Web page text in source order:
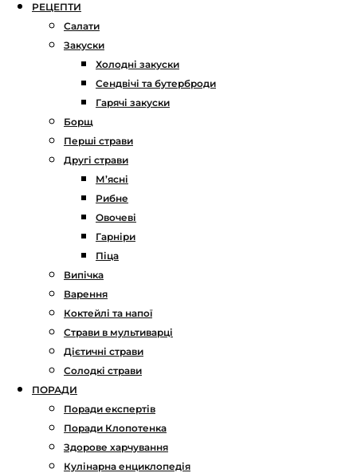
РЕЦЕПТИ
Салати
Закуски
Холодні закуски
Сендвічі та бутерброди
Гарячі закуски
Борщ
Перші страви
Другі страви
М’ясні
Рибне
Овочеві
Гарніри
Піца
Випічка
Варення
Коктейлі та напої
Страви в мультиварці
Дієтичні страви
Солодкі страви
ПОРАДИ
Поради експертів
Поради Клопотенка
Здорове харчування
Кулінарна енциклопедія